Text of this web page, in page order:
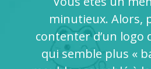
Produits imprimés
À propos
minutieux. Alors,
contenter d’un logo
qui semble plus «